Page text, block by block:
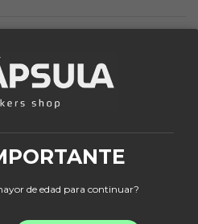
de edad para continuar?